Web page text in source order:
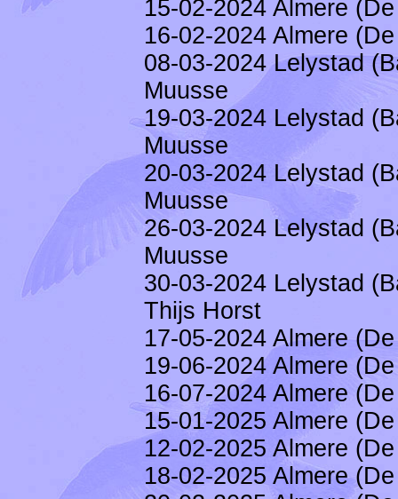
15-02-2024 Almere
16-02-2024 Almere
08-03-2024 Lelystad
Muusse
19-03-2024 Lelystad
Muusse
20-03-2024 Lelystad
Muusse
26-03-2024 Lelystad
Muusse
30-03-2024 Lelystad
Thijs Horst
17-05-2024 Almere
19-06-2024 Almere
16-07-2024 Almere
15-01-2025 Almere
12-02-2025 Almere
18-02-2025 Almere